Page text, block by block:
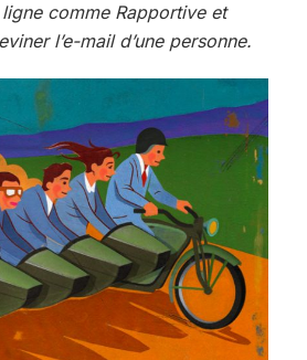
comme Rapportive et
l’e-mail d’une personne.